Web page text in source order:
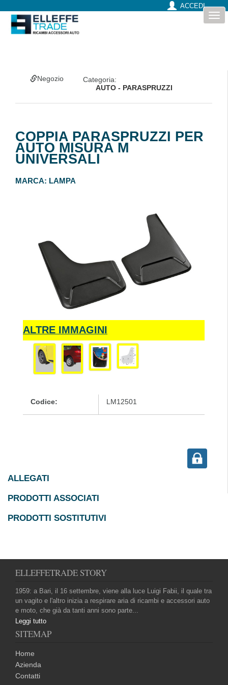
ACCEDI
Negozio
Categoria:
AUTO - PARASPRUZZI
COPPIA PARASPRUZZI PER
AUTO MISURA M
UNIVERSALI
MARCA: LAMPA
ALTRE IMMAGINI
Codice: LM12501
ALLEGATI
PRODOTTI ASSOCIATI
PRODOTTI SOSTITUTIVI
ELLEFFETRADE STORY
1959: a Bari, il 16 settembre, viene alla luce Luigi Fabii, il quale tra
un vagito e l'altro inizia a respirare aria di ricambi e accessori auto
e moto, che già da tanti anni sono parte...
Leggi tutto
SITEMAP
Home
Azienda
Contatti